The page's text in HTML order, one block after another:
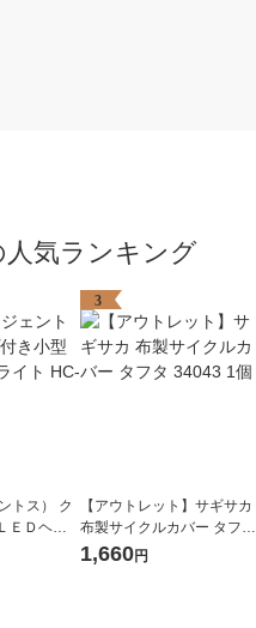
気ランキング
トス） ク
ＥＤヘッ
3
【アウトレット】サギサカ
布製サイクルカバー タフタ
34043 1個
1,660円